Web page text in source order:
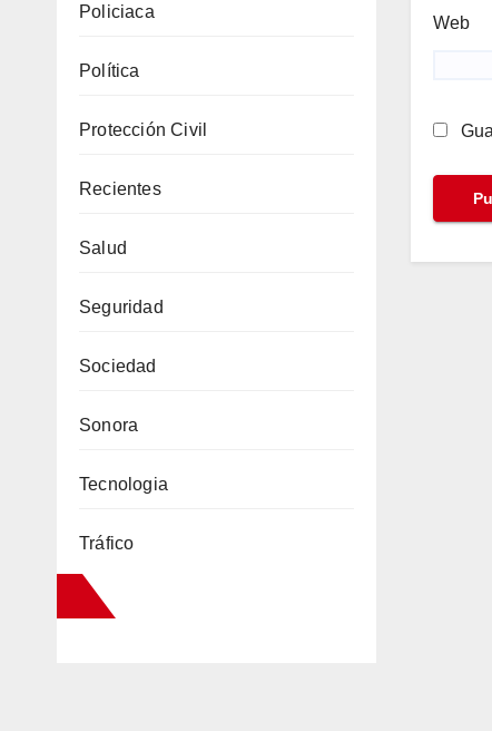
Policiaca
Política
Protección Civil
Recientes
Salud
Seguridad
Sociedad
Sonora
Tecnologia
Tráfico
Web